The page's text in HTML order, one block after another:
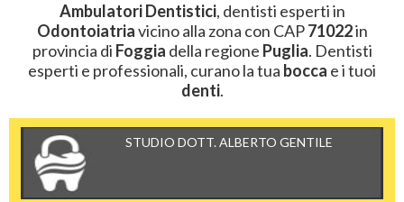
Ambulatori Dentistici, dentisti esperti in
Odontoiatriavicino alla zona con CAP71022in
provincia di Foggia della regione Puglia. Dentisti
esperti e professionali, curano la tua bocca e i tuoi
denti.
STUDIO DOTT. ALBERTO GENTILE